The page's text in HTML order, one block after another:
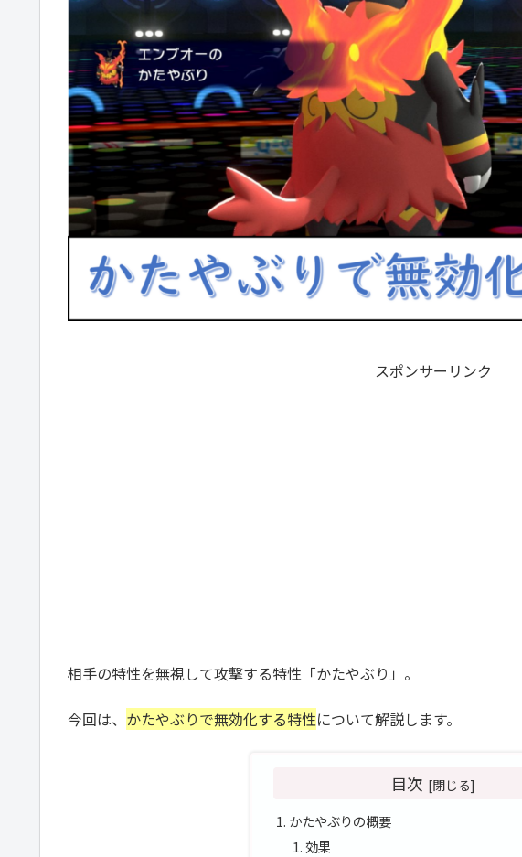
スポンサーリンク
相手の特性を無視して攻撃する特性「かたやぶり」。
今回は、 かたやぶりで無効化する特性について解説します。
目次
かたやぶりの概要
効果